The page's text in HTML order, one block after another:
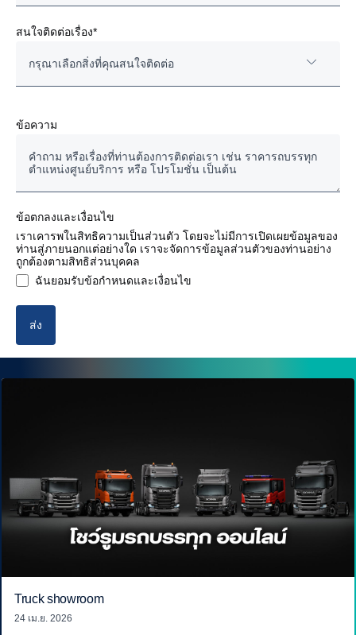
สนใจติดต่อเรื่อง*
กรุณาเลือกสิ่งที่คุณสนใจติดต่อ
อะไหล่แท้ งานซ่อมและบำรุงรักษา
สัญญางานบริการ
ข้อความ
ข้อตกลงและเงื่อนไข
เราเคารพในสิทธิความเป็นส่วนตัว โดยจะไม่มีการเปิดเผยข้อมูลของ
ท่านสู่ภายนอกแต่อย่างใด เราจะจัดการข้อมูลส่วนตัวของท่านอย่าง
ถูกต้องตามสิทธิส่วนบุคคล
ฉันยอมรับข้อกำหนดและเงื่อนไข
ส่ง
Truck showroom
24 เม.ย. 2026